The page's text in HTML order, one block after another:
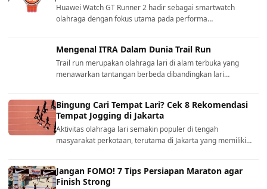
Huawei Watch GT Runner 2 hadir sebagai smartwatch
olahraga dengan fokus utama pada performa…
Mengenal ITRA Dalam Dunia Trail Run
Trail run merupakan olahraga lari di alam terbuka yang
menawarkan tantangan berbeda dibandingkan lari…
Bingung Cari Tempat Lari? Cek 8 Rekomendasi
Tempat Jogging di Jakarta
Aktivitas olahraga lari semakin populer di tengah
masyarakat perkotaan, terutama di Jakarta yang memiliki…
Jangan FOMO! 7 Tips Persiapan Maraton agar
Finish Strong